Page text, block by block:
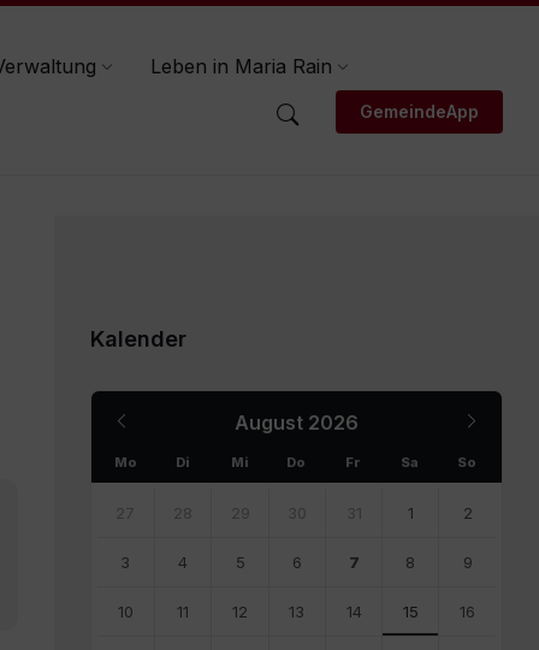
Leben in Maria Rain
GemeindeApp
Kalender
August 2026
Month
Mo Di Mi Do Fr Sa So
calendar
27 28 29 30 31 1 2
3 4 5 6 7 8 9
10 11 12 13 14 15 16